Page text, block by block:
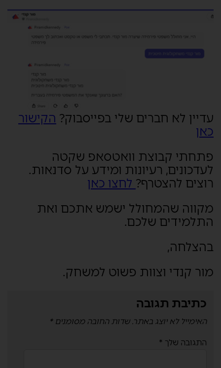
עדיין לא חברים שלי בפייסבוק? הקישור
כאן
פתחתי קבוצת וואטסאפ שקטה
לעדכונים, רעיונות ומידע על סדנאות.
רוצים להצטרף? לחצו כאן
מקווה שהמחולל ישמש אתכם ואת
התלמידים שלכם.
בהצלחה,
מור קנדי וצוות פשוט למשחק.
כתיבת תגובה
האימייל לא יוצג באתר. שדות החובה מסומנים*
התגובה שלך *